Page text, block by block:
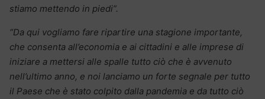
stiamo mettendo in piedi”.
“Da qui vogliamo fare ripartire una stagione importante,
che consenta all’economia e ai cittadini e alle imprese di
iniziare a mettersi alle spalle tutto ciò che è avvenuto
nell’ultimo anno, e noi lanciamo un forte segnale per tutto
il Paese che è stato colpito dalla pandemia e da tutto ciò